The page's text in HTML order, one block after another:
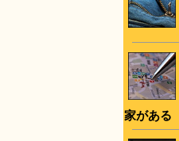
家がある